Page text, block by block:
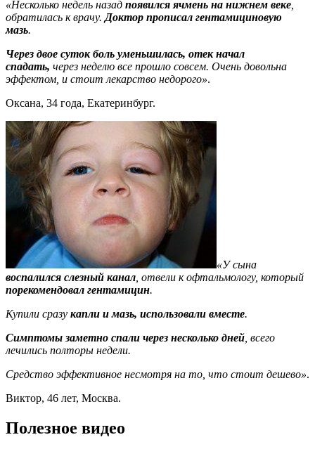
«Несколько недель назад появился ячмень на нижнем веке
обратилась к врачу. Доктор прописал гентамициновую
мазь.
Через двое суток боль уменьшилась, отек начал
спадать, через неделю все прошло совсем. Очень довольна
эффектом, и стоит лекарство недорого».
Оксана, 34 года, Екатеринбург.
«У сына
воспалился слезный канал , отвели к офтальмологу, который
порекомендовал гентамицин.
Купили сразу капли и мазь, использовали вместе.
Симптомы заметно спали через несколько дней , всего
лечились полторы недели.
Средство эффективное несмотря на то, что стоит дешево».
Виктор, 46 лет, Москва.
Полезное видео